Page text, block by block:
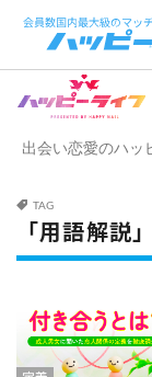
出会い恋愛のハッ
TAG
「用語解説